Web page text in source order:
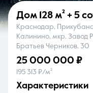
О компании
Дом 128 м² + 5
Краснодар,
Калинино, мкр. Завод
Братьев Черников, 30
25 000 000 ₽
195 313 ₽/м²
характеристики